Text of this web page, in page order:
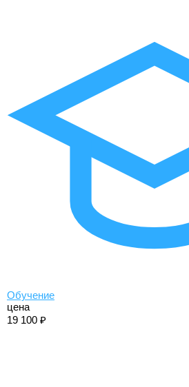
Обучение
цена
19 100